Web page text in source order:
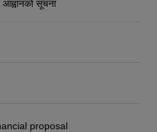
आह्वानको सूचना
proposal